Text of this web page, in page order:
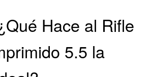
Hace al Rifle
5.5 la